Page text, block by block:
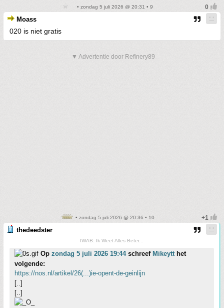
• zondag 5 juli 2026 @ 20:31 • 9
Moass
020 is niet gratis
▼ Advertentie door Refinery89
• zondag 5 juli 2026 @ 20:36 • 10
thedeedster
IWAB: Ik Weet Alles Beter...
Op zondag 5 juli 2026 19:44schreef Mikeytt het
volgende:
https://nos.nl/artikel/26(...)ie-opent-de-geinlijn
[..]
[..]